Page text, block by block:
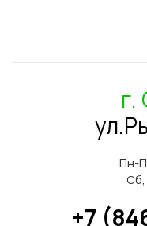
г.
Пн-
Сб,
+7